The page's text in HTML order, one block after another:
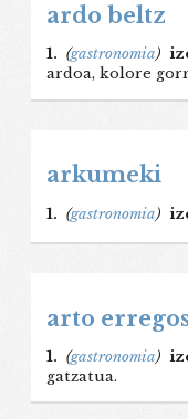
ardo beltz
1. (gastronomia)
ardoa, kolore
arkumeki
1. (gastronomia)
arto
1. (gastronomia)
gatzatua.